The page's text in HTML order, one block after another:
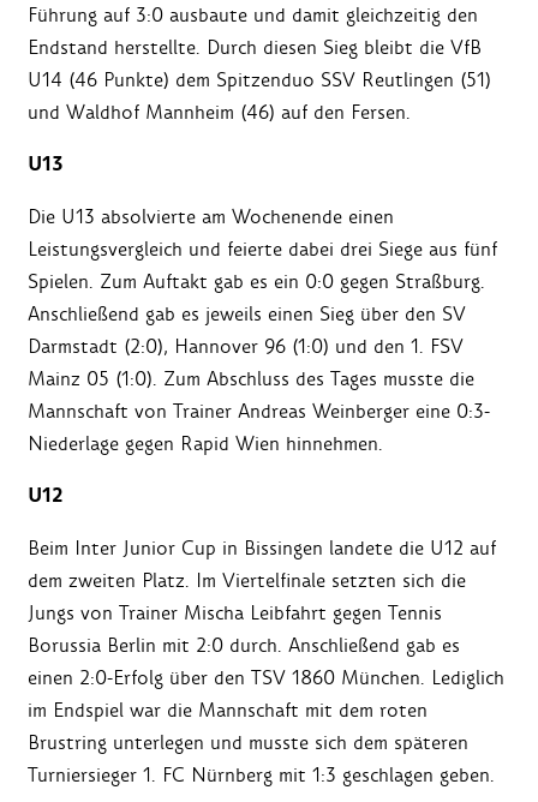
Führung auf 3:0 ausbaute und damit gleichzeitig den
Endstand herstellte. Durch diesen Sieg bleibt die VfB
U14 (46 Punkte) dem Spitzenduo SSV Reutlingen (51)
und Waldhof Mannheim (46) auf den Fersen.
U13
Die U13 absolvierte am Wochenende einen
Leistungsvergleich und feierte dabei drei Siege aus fünf
Spielen. Zum Auftakt gab es ein 0:0 gegen Straßburg.
Anschließend gab es jeweils einen Sieg über den SV
Darmstadt (2:0), Hannover 96 (1:0) und den 1. FSV
Mainz 05 (1:0). Zum Abschluss des Tages musste die
Mannschaft von Trainer Andreas Weinberger eine 0:3-
Niederlage gegen Rapid Wien hinnehmen.
U12
Beim Inter Junior Cup in Bissingen landete die U12 auf
dem zweiten Platz. Im Viertelfinale setzten sich die
Jungs von Trainer Mischa Leibfahrt gegen Tennis
Borussia Berlin mit 2:0 durch. Anschließend gab es
einen 2:0-Erfolg über den TSV 1860 München. Lediglich
im Endspiel war die Mannschaft mit dem roten
Brustring unterlegen und musste sich dem späteren
Turniersieger 1. FC Nürnberg mit 1:3 geschlagen geben.